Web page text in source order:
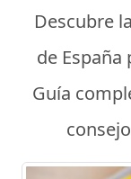
Descubre
de
Guía